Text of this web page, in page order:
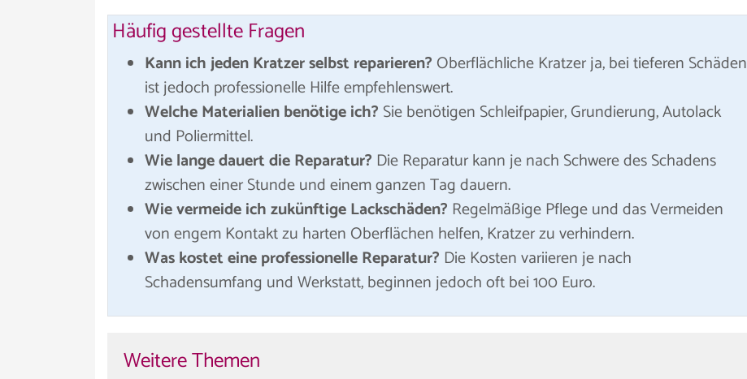
Häufig gestellte Fragen
Kann ich jeden Kratzer selbst reparieren? Oberflächliche Kratzer ja, bei tieferen Schäden
ist jedoch professionelle Hilfe empfehlenswert.
Welche Materialien benötige ich? Sie benötigen Schleifpapier, Grundierung, Autolack
und Poliermittel.
Wie lange dauert die Reparatur? Die Reparatur kann je nach Schwere des Schadens
zwischen einer Stunde und einem ganzen Tag dauern.
Wie vermeide ich zukünftige Lackschäden? Regelmäßige Pflege und das Vermeiden
von engem Kontakt zu harten Oberflächen helfen, Kratzer zu verhindern.
Was kostet eine professionelle Reparatur? Die Kosten variieren je nach
Schadensumfang und Werkstatt, beginnen jedoch oft bei 100 Euro.
Weitere Themen